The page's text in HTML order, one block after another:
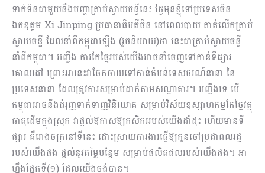
ទាក់ទិនជាមួយនឹងបញ្ហាគ្រាប់ស្វាយចន្ទីនេះ ថ្ងៃមុនខ្ញុំទៅប្រទេសចិន
ឯកឧត្ដម​ Xi Jinping ប្រធានាធិបតីចិន នៅពេលបាយ គាត់លើកគ្រាប់
ស្វាយចន្ទី ដែលនាំពីកម្ពុជាឡើង (រួចនិយាយ)ថា នេះជាគ្រាប់ស្វាយចន្ទី
នាំពីកម្ពុជា។ អញ្ចឹង ការកែច្នៃរបស់យើងអាចនាំចេញទៅកាន់ទីផ្សារ
គោលដៅ ព្រោះអានេះវាចែកចាយទៅកាន់តំបន់ទេសចរណ៍នានា នៃ
ប្រទេសនានា ដែលត្រូវការសម្រាប់ដាក់តាមសណ្ឋាគារ។ អញ្ចឹងទេ បើ
កម្ពុជាអាចនឹងជំរុញទាក់ទាញវិនិយោគ សម្រាប់វិស័យឧស្សាហកម្មកែច្នៃវត្ថុ
ធាតុដើមក្នុងស្រុក វាផ្ដល់ឱកាសឱ្យកសិកររបស់យើងដាំដុះ ហើយមានទី
ផ្សារ គឺរោងចក្រនៅទីនេះ ដោះស្រាយការងារធ្វើឱ្យកូនចៅប្រជាពលរដ្ឋ
របស់យើងផង ផ្ដល់នូវតម្លៃបន្ថែម សម្រាប់ផលិតផលរបស់យើងផង។ អា
ហ្នឹងផ្នែកទី(១) ដែលយើងចង់បាន។